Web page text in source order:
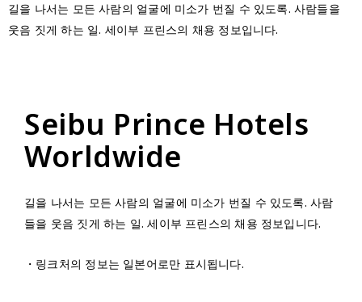
길을 나서는 모든 사람의 얼굴에 미소가 번질 수 있도록. 사람들을
웃음 짓게 하는 일. 세이부 프린스의 채용 정보입니다.
Seibu Prince Hotels
Worldwide
길을 나서는 모든 사람의 얼굴에 미소가 번질 수 있도록. 사람
들을 웃음 짓게 하는 일. 세이부 프린스의 채용 정보입니다.
・링크처의 정보는 일본어로만 표시됩니다.